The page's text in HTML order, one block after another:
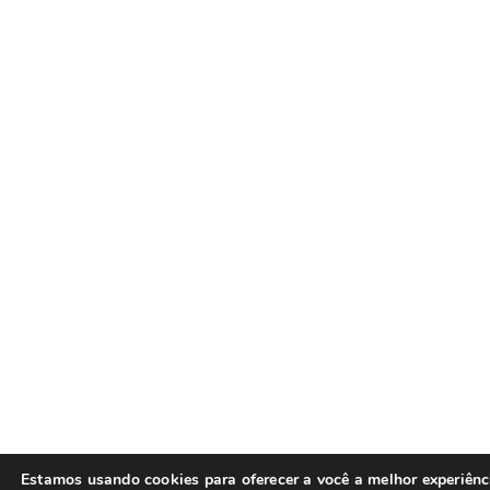
Estamos usando cookies para oferecer a você a melhor